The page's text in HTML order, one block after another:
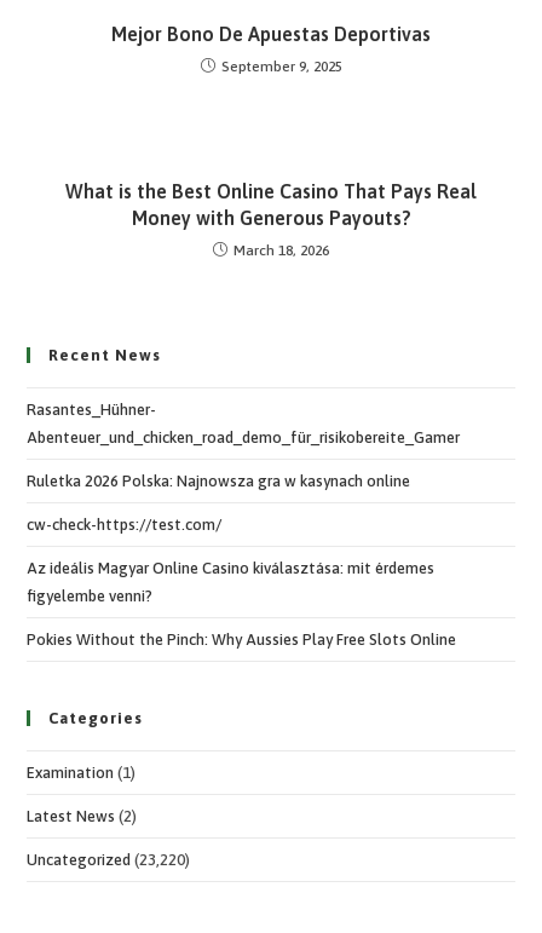
Mejor Bono De Apuestas Deportivas
September 9, 2025
What is the Best Online Casino That Pays Real
Money with Generous Payouts?
March 18, 2026
Recent News
Rasantes_Hühner-
Abenteuer_und_chicken_road_demo_für_risikobereite_Gamer
Ruletka 2026 Polska: Najnowsza gra w kasynach online
cw-check-https://test.com/
Az ideális Magyar Online Casino kiválasztása: mit érdemes
figyelembe venni?
Pokies Without the Pinch: Why Aussies Play Free Slots Online
Categories
Examination (1)
Latest News (2)
Uncategorized (23,220)